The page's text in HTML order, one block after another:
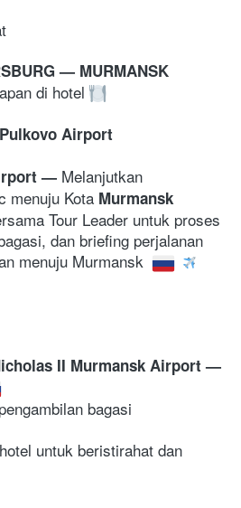
— MURMANSK
di hotel
Pulkovo Airport
— Melanjutkan
menuju Kota Murmansk
Tour Leader untuk proses
dan briefing perjalanan
menuju Murmansk
II Murmansk Airport —
bagasi
untuk beristirahat dan